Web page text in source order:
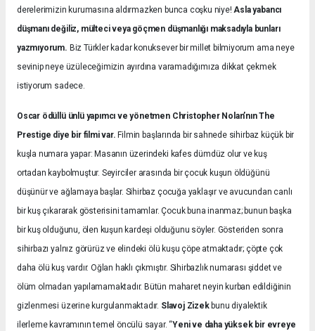
derelerimizin kurumasına aldırmazken bunca coşku niye!Asla yabancı
düşmanı değiliz, mülteci veya göçmen düşmanlığı maksadıyla bunları
yazmıyorum. Biz Türkler kadar konuksever bir millet bilmiyorum ama neye
sevinip neye üzüleceğimizin ayırdına varamadığımıza dikkat çekmek
istiyorum sadece.
Oscar ödüllü ünlü yapımcı ve yönetmen Christopher Nolan’nın The
Prestige diye bir filmi var. Filmin başlarında bir sahnede sihirbaz küçük bir
kuşla numara yapar: Masanın üzerindeki kafes dümdüz olur ve kuş
ortadan kaybolmuştur. Seyirciler arasında bir çocuk kuşun öldüğünü
düşünür ve ağlamaya başlar. Sihirbaz çocuğa yaklaşır ve avucundan canlı
bir kuş çıkararak gösterisini tamamlar. Çocuk buna inanmaz; bunun başka
bir kuş olduğunu, ölen kuşun kardeşi olduğunu söyler. Gösteriden sonra
sihirbazı yalnız görürüz ve elindeki ölü kuşu çöpe atmaktadır; çöpte çok
daha ölü kuş vardır. Oğlan haklı çıkmıştır. Sihirbazlık numarası şiddet ve
ölüm olmadan yapılamamaktadır. Bütün maharet neyin kurban edildiğinin
gizlenmesi üzerine kurgulanmaktadır. Slavoj Zizekbunu diyalektik
ilerleme kavramının temel öncülü sayar. “Yeni ve daha yüksek bir evreye